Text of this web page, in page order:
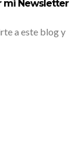
mi Newsletter
a este blog y